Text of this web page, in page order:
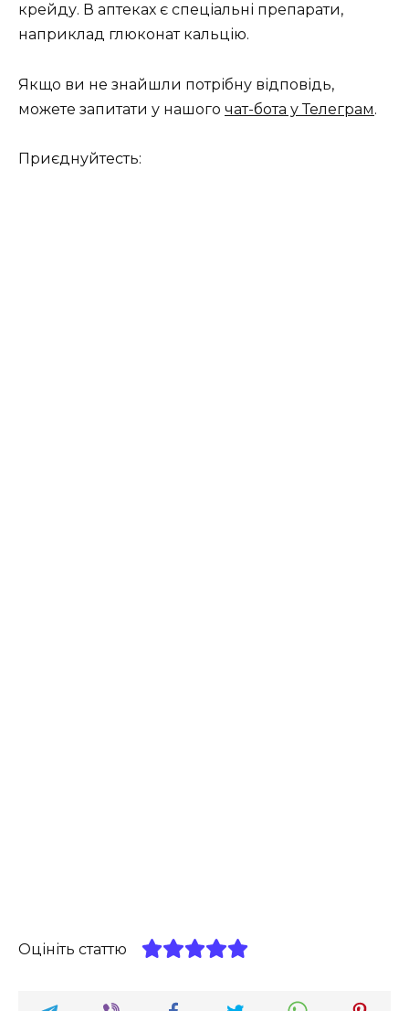
крейду. В аптеках є спеціальні препарати,
наприклад глюконат кальцію.
Якщо ви не знайшли потрібну відповідь,
можете запитати у нашого чат-бота у Телеграм.
Приєднуйтесть:
Оцініть статтю